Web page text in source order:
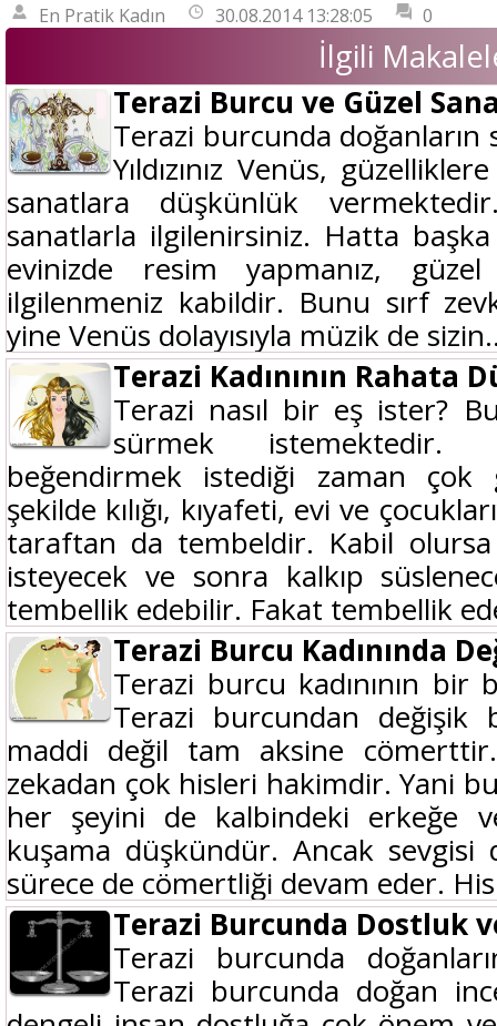
En Pratik Kadın 30.08.2014 13:28:05 0
İlgili
Terazi Burcu ve Güzel
Terazi burcunda doğanların
Yıldızınız Venüs,
sanatlara düşkünlük
sanatlarla ilgilenirsiniz. Hatta
evinizde resim yapmanız,
ilgilenmeniz kabildir. Bunu sırf
yine Venüs dolayısıyla müzik de
Terazi Kadınının Rahata
Terazi nasıl bir eş ister?
sürmek istemektedir.
beğendirmek istediği zaman
şekilde kılığı, kıyafeti, evi ve
taraftan da tembeldir. Kabil
isteyecek ve sonra kalkıp
tembellik edebilir. Fakat tembellik
Terazi Burcu Kadınında
Terazi burcu kadınının
Terazi burcundan değişik
maddi değil tam aksine
zekadan çok hisleri hakimdir. Yani
her şeyini de kalbindeki erkeğe
kuşama düşkündür. Ancak sevgisi
sürece de cömertliği devam eder.
Terazi Burcunda Dostluk
Terazi burcunda
Terazi burcunda doğan